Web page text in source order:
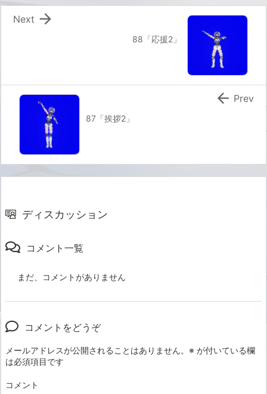
88「応援2」

Next
87「挨拶2」
 Prev
ディスカッション
コメント一覧
まだ、コメントがありません
コメントをどうぞ
メールアドレスが公開されることはありません。 ※ が付いている欄
は必須項目です
コメント